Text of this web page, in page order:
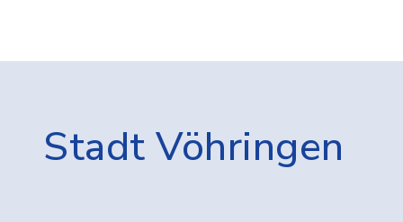
Stadt Vöhringen